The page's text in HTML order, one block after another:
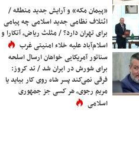
«پیمان مکه» و آرایش جدید منطقه /
ائتلاف نظامی جدید اسلامی چه پیامی
برای تهران دارد؟ / مثلث ریاض، آنکارا و
اسلام‌آباد علیه خلاء امنیتی غرب
سناتور آمریکایی خواهان ارسال اسلحه
برای شورش در ایران شد / تد کروز:
فرقی نمی‌کند پسر شاه روی کار بیاید یا
مریم رجوی، هر کسی جز جمهوری
اسلامی